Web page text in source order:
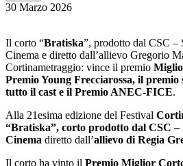
30 Marzo 2026
Il corto “Bratiska”, prodotto dal CSC –
Cinema e diretto dall’allievo Gregorio
Cortinametraggio: vince il premio
Premio Young Frecciarossa, il premio
tutto il cast e il Premio ANEC-FICE.
Alla 21esima edizione del Festival
“Bratiska”, corto prodotto dal CSC –
Cinema diretto dall’allievo di Regia
Il corto ha vinto il Premio Miglior